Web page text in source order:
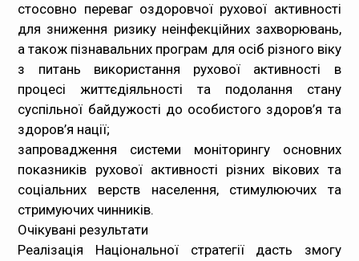
стосовно переваг оздоровчої рухової активності
для зниження ризику неінфекційних захворювань,
а також пізнавальних програм для осіб різного віку
з питань використання рухової активності в
процесі життєдіяльності та подолання стану
суспільної байдужості до особистого здоров’я та
здоров’я нації;
запровадження системи моніторингу основних
показників рухової активності різних вікових та
соціальних верств населення, стимулюючих та
стримуючих чинників.
Очікувані результати
Реалізація Національної стратегії дасть змогу